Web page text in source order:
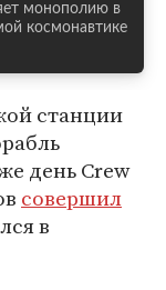
монополию в
космонавтике
станции
день Crew
совершил
в